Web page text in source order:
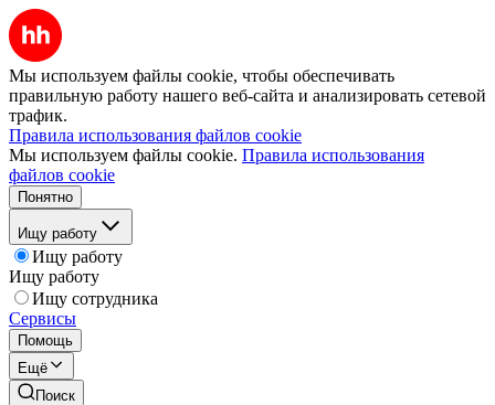
Мы используем файлы cookie, чтобы обеспечивать
правильную работу нашего веб-сайта и анализировать сетевой
трафик.
Правила использования файлов cookie
Мы используем файлы cookie. Правила использования
файлов cookie
Понятно
Ищу работу
Ищу работу
Ищу работу
Ищу сотрудника
Сервисы
Помощь
Ещё
Поиск